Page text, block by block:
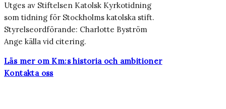
Utges av Stiftelsen Katolsk Kyrkotidning
som tidning för Stockholms katolska stift.
Styrelseordförande: Charlotte Byström
Ange källa vid citering.
Läs mer om Km:s historia och ambitioner
Kontakta oss